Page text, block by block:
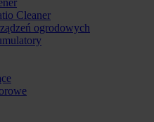
Cleaner
ogrodowych